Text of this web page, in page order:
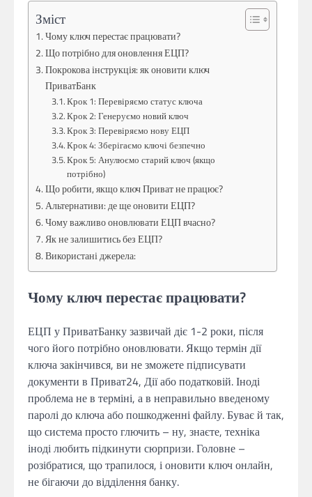
Зміст
Чому ключ перестає працювати?
Що потрібно для оновлення ЕЦП?
Покрокова інструкція: як оновити ключ
ПриватБанк
Крок 1: Перевіряємо статус ключа
Крок 2: Генеруємо новий ключ
Крок 3: Перевіряємо нову ЕЦП
Крок 4: Зберігаємо ключі безпечно
Крок 5: Анулюємо старий ключ (якщо
потрібно)
Що робити, якщо ключ Приват не працює?
Альтернативи: де ще оновити ЕЦП?
Чому важливо оновлювати ЕЦП вчасно?
Як не залишитись без ЕЦП?
Використані джерела:
Чому ключ перестає працювати?
ЕЦП у ПриватБанку зазвичай діє 1-2 роки, після
чого його потрібно оновлювати. Якщо термін дії
ключа закінчився, ви не зможете підписувати
документи в Приват24, Дії або податковій. Іноді
проблема не в терміні, а в неправильно введеному
паролі до ключа або пошкодженні файлу. Буває й так,
що система просто глючить – ну, знаєте, техніка
іноді любить підкинути сюрпризи. Головне –
розібратися, що трапилося, і оновити ключ онлайн,
не бігаючи до відділення банку.